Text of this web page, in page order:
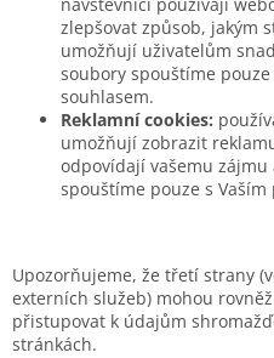
zlepšovat způsob, jakým
umožňují uživatelům
soubory spouštíme
souhlasem.
Reklamní cookies:
umožňují zobrazit
odpovídají vašemu
spouštíme pouze s
Upozorňujeme, že třetí strany
externích služeb) mohou
přistupovat k údajům
stránkách.